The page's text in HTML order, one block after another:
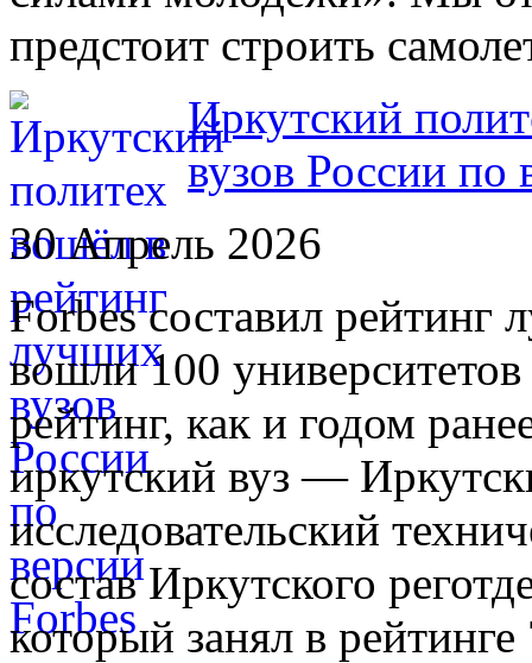
предстоит строить
Иркутский
вузов России по
30 Апрель 2026
Forbes составил рейтинг
вошли 100
рейтинг, как и годом
иркутский вуз —
исследовательский
состав Иркутского
который занял в